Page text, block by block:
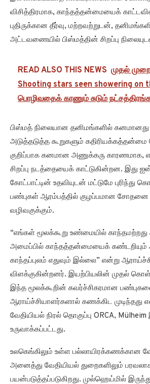
விசித்திரமாக, காந்தத்தன்மையைக்
புதிருக்கான தீர்வு, மற்றவற்றுடன்,
அட்டவணையில் பிஸ்மத்தின் சிறப்பு
READ ALSO THIS NEWS முதல்
Shooting stars seen showering on
பொழிவதைக் காணும் சுடும்
பிஸ்மத் நிலையான தனிமங்களில்
அடுத்தடுத்த கூறுகளும்
குறிப்பாக கனமான அணுக்கரு காரணமாக,
சிறப்பு நடத்தையைக் காட்டுகின்றன. இது
கோட்பாட்டின் உதவியுடன் மட்டுமே புரிந்து
பண்புகள் ஆரம்பத்தில் குழப்பமான சோதனை
வழிவகுக்கும்.
“எங்கள் மூலக்கூறு உண்மையில்
அமைப்பில் காந்தத்தன்மையைக் கண்டறியும்
காந்தப்புலம் எதுவும் இல்லை” என்று
விளக்குகின்றனர். இயற்பியலின் முதல்
இந்த மூலக்கூறின் கவர்ச்சிகரமான
ஆராய்ச்சியாளர்களால் கணக்கிட முடிந்தது
வேதியியல் நிரல் தொகுப்பு ORCA,
உருவாக்கப்பட்டது.
உலகெங்கிலும் உள்ள பல்லாயிரக்கணக்கான
அனைத்து வேதியியல் துறைகளிலும்
பயன்படுத்தப்படுகிறது. முல்ஹெய்மில்